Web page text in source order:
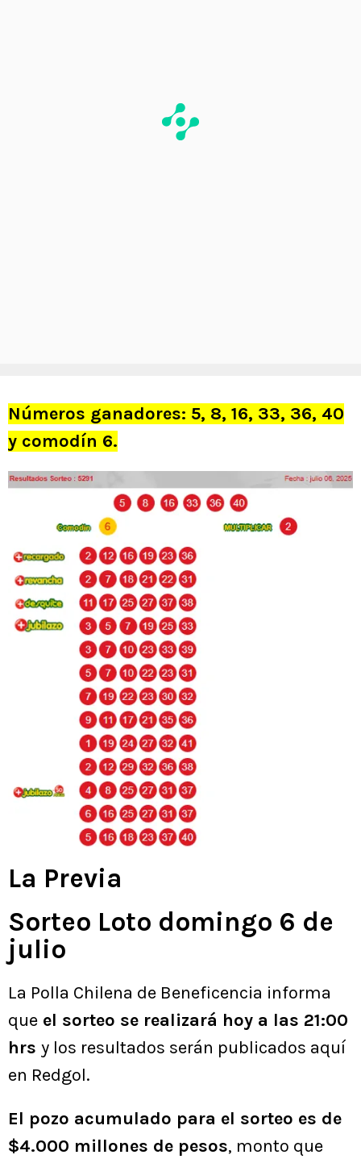
Números ganadores: 5, 8, 16, 33, 36, 40
y comodín 6.
La Previa
Sorteo Loto domingo 6 de
julio
La Polla Chilena de Beneficencia informa
que el sorteo se realizará hoy a las 21:00
hrs y los resultados serán publicados aquí
en Redgol.
El pozo acumulado para el sorteo es de
$4.000 millones de pesos, monto que